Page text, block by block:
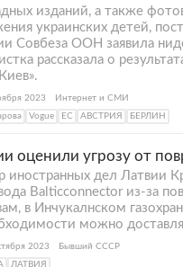
изданий, а также
украинских детей,
Совбеза ООН заявила
рассказала о
2023
Интернет и СМИ
Vogue ЕС АВСТРИЯ БЕРЛИН
оценили угрозу от
иностранных дел Латвии
Balticconnector из-за
в Инчукалнском
можно
2023
Бывший СССР
ЛАТВИЯ